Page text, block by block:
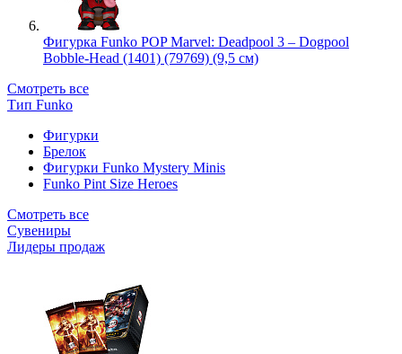
Фигурка Funko POP Marvel: Deadpool 3 – Dogpool
Bobble-Head (1401) (79769) (9,5 см)
Смотреть все
Тип Funko
Фигурки
Брелок
Фигурки Funko Mystery Minis
Funko Pint Size Heroes
Смотреть все
Сувениры
Лидеры продаж